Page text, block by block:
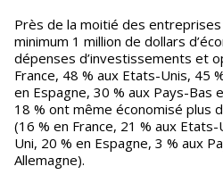
Près de la moitié des
minimum 1 million de dollars
dépenses d’investissements et
France, 48 % aux Etats-Unis, 45
en Espagne, 30 % aux Pays-Bas
18 % ont même économisé plus
(16 % en France, 21 % aux
Uni, 20 % en Espagne, 3 % aux
Allemagne).